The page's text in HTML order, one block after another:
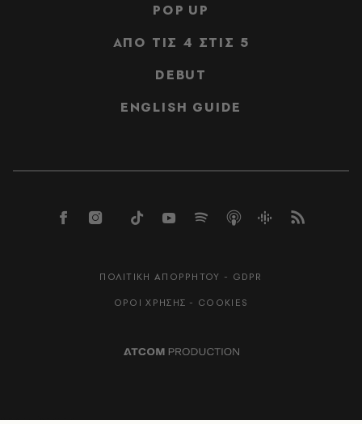
POP UP
ΑΠΟ ΤΙΣ 4 ΣΤΙΣ 5
DEBUT
ENGLISH GUIDE
ΠΟΛΙΤΙΚΗ ΑΠΟΡΡΗΤΟΥ - GDPR
ΟΡΟΙ ΧΡΗΣΗΣ - COOKIES